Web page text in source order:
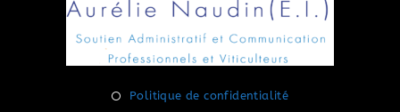
Politique de confidentialitéS’ouvre